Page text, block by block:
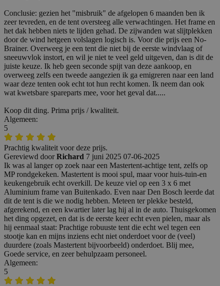
Conclusie: gezien het "misbruik" de afgelopen 6 maanden ben ik
zeer tevreden, en de tent oversteeg alle verwachtingen. Het frame en
het dak hebben niets te lijden gehad. De zijwanden wat slijtplekken
door de wind hetgeen volslagen logisch is. Voor die prijs een No-
Brainer. Overweeg je een tent die niet bij de eerste windvlaag of
sneeuwvlok instort, en wil je niet te veel geld uitgeven, dan is dit de
juiste keuze. Ik heb geen seconde spijt van deze aankoop, en
overweeg zelfs een tweede aangezien ik ga emigreren naar een land
waar deze tenten ook echt tot hun recht komen. Ik neem dan ook
wat kwetsbare spareparts mee, voor het geval dat.....
Koop dit ding. Prima prijs / kwaliteit.
Algemeen:
5
Prachtig kwaliteit voor deze prijs.
Gereviewd door Richard 7 juni 2025 07-06-2025
Ik was al langer op zoek naar een Mastertent-achtige tent, zelfs op
MP rondgekeken. Mastertent is mooi spul, maar voor huis-tuin-en
keukengebruik echt overkill. De keuze viel op een 3 x 6 met
Aluminium frame van Buitenkado. Even naar Den Bosch leerde dat
dit de tent is die we nodig hebben. Meteen ter plekke besteld,
afgerekend, en een kwartier later lag hij al in de auto. Thuisgekomen
het ding opgezet, en dat is de eerste keer echt even pielen, maar als
hij eenmaal staat: Prachtige robuuste tent die echt wel tegen een
stootje kan en mijns inziens echt niet onderdoet voor de (veel)
duurdere (zoals Mastertent bijvoorbeeld) onderdoet. Blij mee,
Goede service, en zeer behulpzaam personeel.
Algemeen:
5